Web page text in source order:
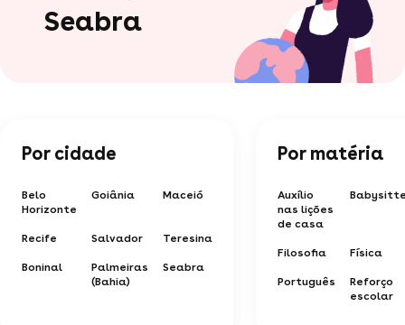
Seabra
Por cidade
Belo
Horizonte
Goiânia Maceió
Recife Salvador Teresina
Boninal
Palmeiras
(Bahia)
Seabra
Por matéria
Auxílio
nas lições
de casa
Filosofia Física
Português
Reforço
escolar